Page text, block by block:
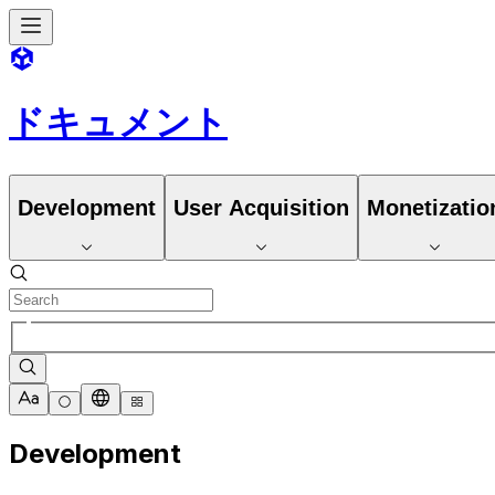
ドキュメント
Development User Acquisition
Development